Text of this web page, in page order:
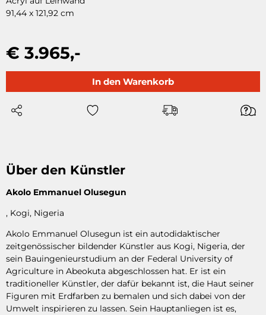
91,44 x 121,92 cm
€ 3.965,-
In den Warenkorb
Über den Künstler
Akolo Emmanuel Olusegun
, Kogi, Nigeria
Akolo Emmanuel Olusegun ist ein autodidaktischer
zeitgenössischer bildender Künstler aus Kogi, Nigeria, der
sein Bauingenieurstudium an der Federal University of
Agriculture in Abeokuta abgeschlossen hat. Er ist ein
traditioneller Künstler, der dafür bekannt ist, die Haut seiner
Figuren mit Erdfarben zu bemalen und sich dabei von der
Umwelt inspirieren zu lassen. Sein Hauptanliegen ist es,